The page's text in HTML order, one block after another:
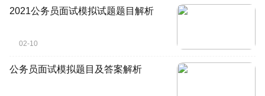
2021公务员面试模拟试题题目解析
02-10
公务员面试模拟题目及答案解析